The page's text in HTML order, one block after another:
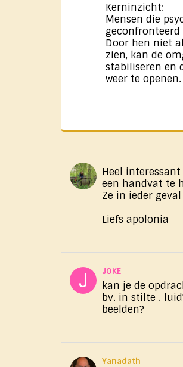
Kerninzicht:
Mensen die
Door hen niet
zien, kan de
stabiliseren en
weer te openen.
Heel
een handvat te
Ze in ieder
Liefs apolonia
JOKE
kan je de
bv. in stilte .
beelden?
Yanadath